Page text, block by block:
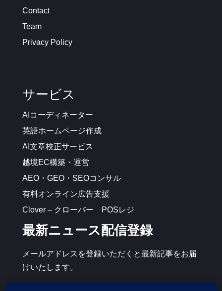
Contact
Team
Privacy Policy
サービス
AIコーディネーター
英語ホームページ作成
AI文章校正サービス
越境EC構築・運営
AEO・GEO・SEOコンサル
有料オンライン広告支援
Clover – クローバー POSレジ
最新ニュース配信登録
メールアドレスを登録いただくと最新記事をお届
けいたします。